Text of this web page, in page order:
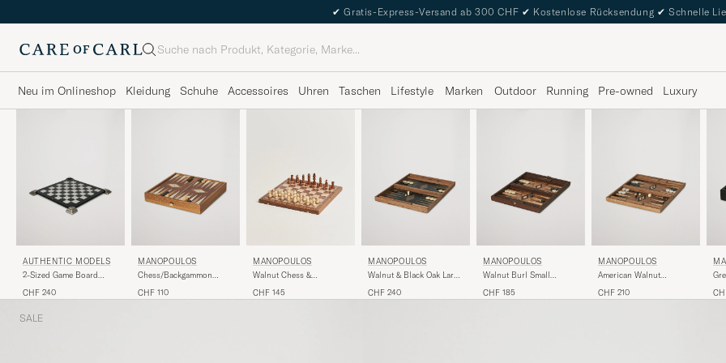
✔ Gratis-Express-Versand ab 300 CHF ✔ Kostenlose Rücksendung ✔ Schnelle
Suche
Neu im Onlineshop Kleidung Schuhe Accessoires Uhren Taschen Lifestyle Marken Outdoor Running Pre-owned Luxury
AUTHENTIC MODELS
2-Sized Game Board
CHF 240
MANOPOULOS
Chess/Backgammon
CHF 110
MANOPOULOS
Walnut Chess &
CHF 145
MANOPOULOS
Walnut & Black Oak Large
CHF 240
MANOPOULOS
Walnut Burl Small
Racks
CHF 185
MANOPOULOS
American Walnut
Racks
CHF 210
SALE